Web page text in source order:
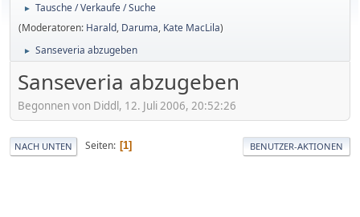
►
Tausche / Verkaufe / Suche
(Moderatoren: Harald, Daruma, Kate MacLila)
► Sanseveria abzugeben
Sanseveria abzugeben
Begonnen von Diddl, 12. Juli 2006, 20:52:26
NACH UNTEN Seiten 1 BENUTZER-AKTIONEN